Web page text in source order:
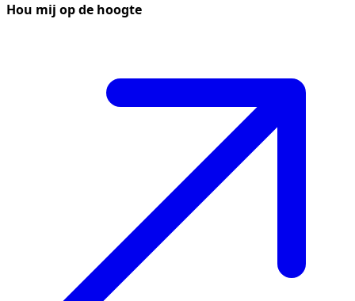
Hou mij op de hoogte